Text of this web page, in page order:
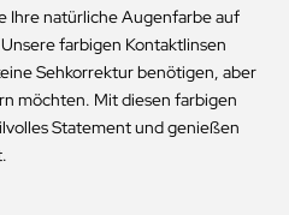
Ihre natürliche Augenfarbe auf
farbigen Kontaktlinsen
Sehkorrektur benötigen, aber
möchten. Mit diesen farbigen
Statement und genießen